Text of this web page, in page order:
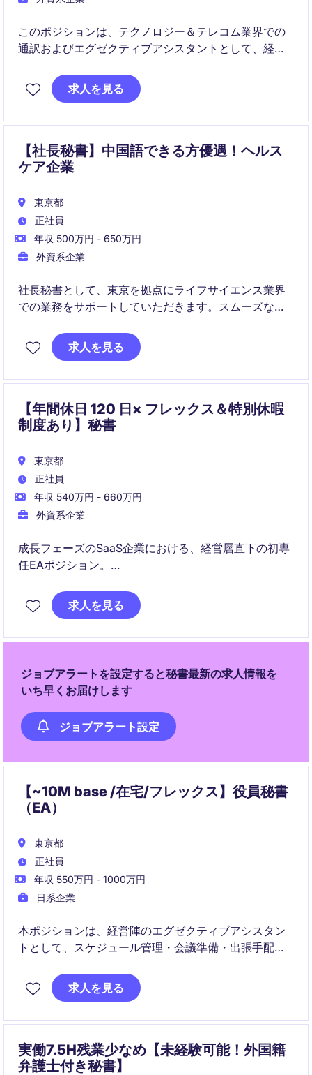
このポジションは、テクノロジー＆テレコム業界での
通訳およびエグゼクティブアシスタントとして、経営
を活用しながら、重要なコミュニケーションの橋渡し
を行う役割です。
求人を見る
【社長秘書】中国語できる方優遇！ヘルス
ケア企業
東京都
正社員
年収 500万円 - 650万円
外資系企業
社長秘書として、東京を拠点にライフサイエンス業界
での業務をサポートしていただきます。スムーズな日
が求められるポジションです。
求人を見る
【年間休日 120 日× フレックス＆特別休暇
制度あり】秘書
東京都
正社員
年収 540万円 - 660万円
外資系企業
成長フェーズのSaaS企業における、経営層直下の初専
任EAポジション。
経営中枢に近い裁量ある役割と、年間休日120日以上・
フレックスによりワークライフバランスを両立できま
求人を見る
ジョブアラートを設定すると秘書最新の求人情報を
いち早くお届けします
ジョブアラート設定
【~10M base /在宅/フレックス】役員秘書
（EA）
東京都
正社員
年収 550万円 - 1000万円
日系企業
本ポジションは、経営陣のエグゼクティブアシスタン
トとして、スケジュール管理・会議準備・出張手配・
を遂行し、経営陣の効率的な意思決定を支える役割で
す。日本語・英語の両方を用いながら、金融業界に関
求人を見る
実働7.5H残業少なめ【未経験可能！外国籍
弁護士付き秘書】